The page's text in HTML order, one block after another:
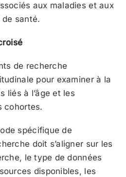
aux maladies et aux
santé.
de recherche
pour examiner à la
liés à l’âge et les
cohortes.
spécifique de
doit s’aligner sur les
le type de données
disponibles, les